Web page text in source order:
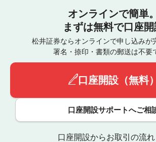
オンラインで簡単。
まずは無料で口座
松井証券ならオンラインで申し込みが
署名・捺印・書類の郵送は不要
口座開設（無料）
口座開設サポートへご相
口座開設からお取引の流れ